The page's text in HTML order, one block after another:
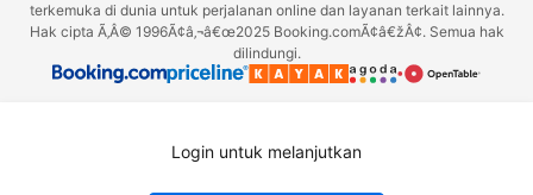
terkemuka di dunia untuk perjalanan online dan layanan terkait lainnya.
Hak cipta Ã‚Â© 1996Ã¢â‚¬â€œ2025 Booking.comÃ¢â€žÂ¢. Semua hak
dilindungi.
Login untuk melanjutkan